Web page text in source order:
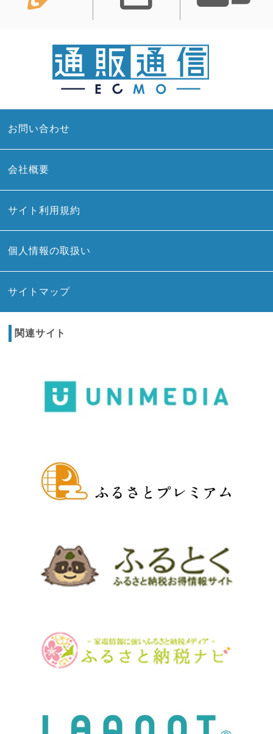
お問い合わせ
会社概要
サイト利用規約
個人情報の取扱い
サイトマップ
関連サイト